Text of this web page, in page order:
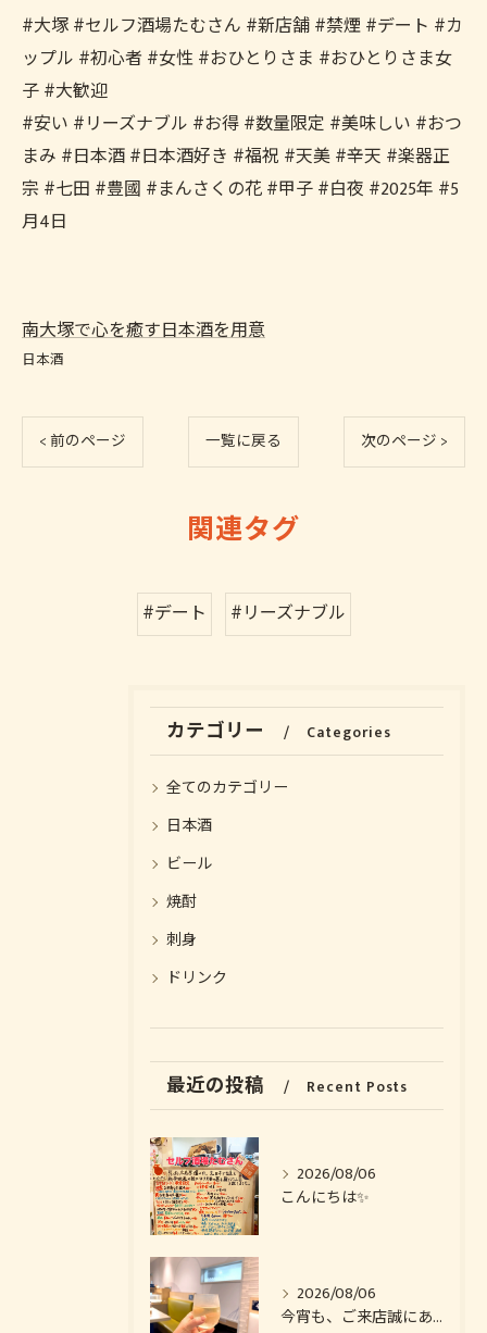
#大塚 #セルフ酒場たむさん #新店舗 #禁煙 #デート #カ
ップル #初心者 #女性 #おひとりさま #おひとりさま女
子 #大歓迎
#安い #リーズナブル #お得 #数量限定 #美味しい #おつ
まみ #日本酒 #日本酒好き #福祝 #天美 #辛天 #楽器正
宗 #七田 #豊國 #まんさくの花 #甲子 #白夜 #2025年 #5
月4日
南大塚で心を癒す日本酒を用意
日本酒
< 前のページ 一覧に戻る 次のページ >
関連タグ
#デート #リーズナブル
カテゴリー Categories
全てのカテゴリー
日本酒
ビール
焼酎
刺身
ドリンク
最近の投稿 Recent Posts
2026/08/06
こんにちは✨️
2026/08/06
今宵も、ご来店誠にありがとうございました🙏
お気軽にお問い合わせください
お気軽にお問い合わせください